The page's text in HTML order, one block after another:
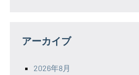
アーカイブ
2026年8月